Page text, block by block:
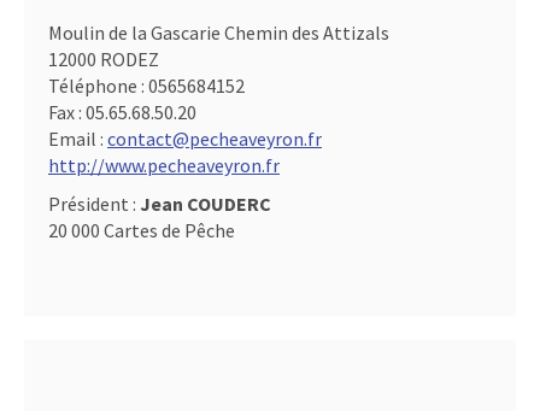
Moulin de la Gascarie Chemin des Attizals
12000 RODEZ
Téléphone : 0565684152
Fax : 05.65.68.50.20
Email : contact@pecheaveyron.fr
http://www.pecheaveyron.fr
Président : Jean COUDERC
20 000 Cartes de Pêche